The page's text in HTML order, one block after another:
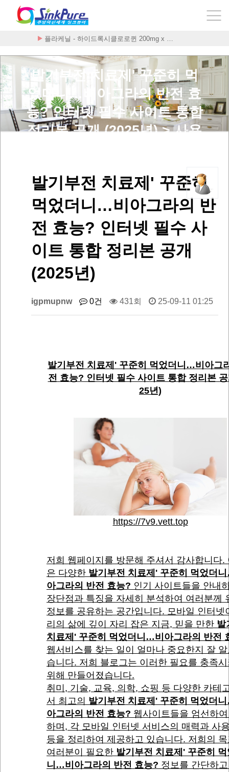
플라케닐 - 하이드록시클로로퀸 200mg x …
발기부전 치료제' 꾸준히 먹
었더니…비아그라의 반전 효
능? 인터넷 필수 사이트 통합
정리본 공개 (2025년) > 사용
발기부전 치료제' 꾸준히
먹었더니…비아그라의 반
전 효능? 인터넷 필수 사
이트 통합 정리본 공개
(2025년)
igpmupnw 0건 431회 25-09-11 01:25
발기부전 치료제' 꾸준히 먹었더니…비아그
전 효능? 인터넷 필수 사이트 통합 정리본
25년)
https://7v9.vett.top
저희 웹페이지를 방문해 주셔서 감사합니다.
은 다양한 발기부전 치료제' 꾸준히 먹었더
아그라의 반전 효능? 인기 사이트들을 안내
장단점과 특징을 자세히 분석하여 여러분께
정보를 공유하는 공간입니다. 모바일 인터넷
리의 삶에 깊이 자리 잡은 지금, 믿을 만한 발
치료제' 꾸준히 먹었더니…비아그라의 반전
웹서비스를 찾는 일이 얼마나 중요한지 잘
습니다. 저희 블로그는 이러한 필요를 충족
위해 만들어졌습니다.
취미, 기술, 교육, 의학, 쇼핑 등 다양한 카테
서 최고의 발기부전 치료제' 꾸준히 먹었더
아그라의 반전 효능? 웹사이트들을 엄선하
하며, 각 모바일 인터넷 서비스의 매력과 사
등을 정리하여 제공하고 있습니다. 저희의
여러분이 필요한 발기부전 치료제' 꾸준히
니…비아그라의 반전 효능? 정보를 간단하